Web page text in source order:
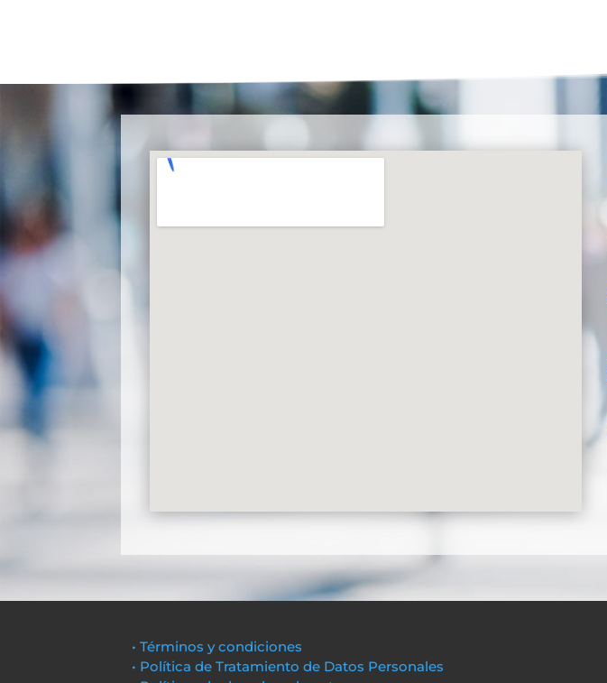
• Términos y condiciones
• Política de Tratamiento de Datos Personales